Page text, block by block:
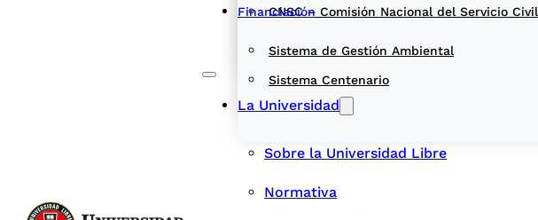
Sistema de Gestión Ambiental
CNSC – Comisión Nacional del Servicio Civil
Sistema Centenario
Financiación
La Universidad
Sobre la Universidad Libre
Normativa